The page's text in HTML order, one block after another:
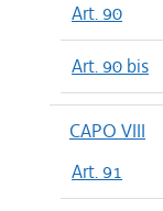
Art. 90
Art. 90 bis
CAPO VIII
Art. 91